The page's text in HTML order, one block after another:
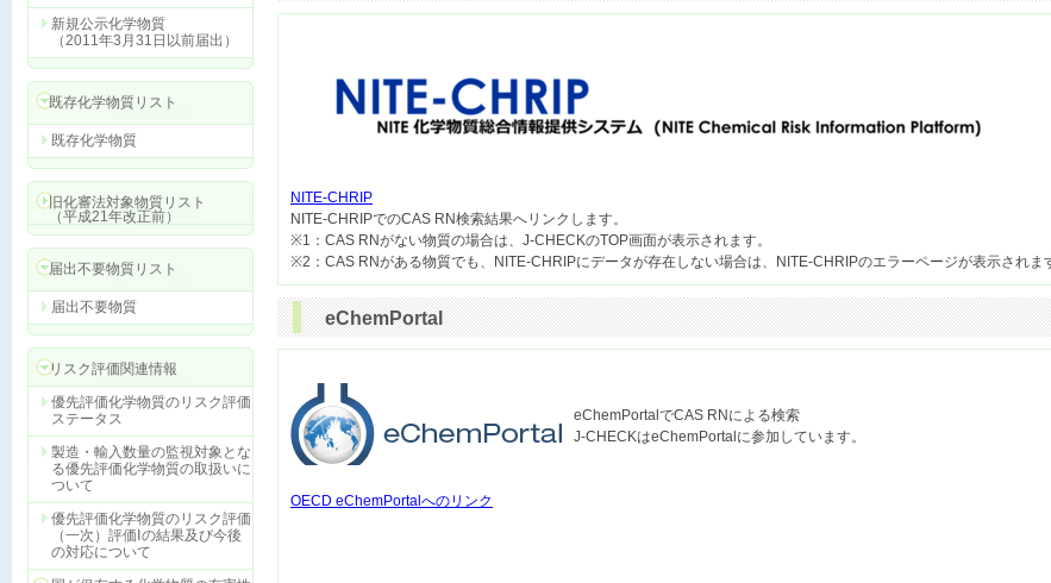
新規公示化学物質
（2011年3月31日以前届出）
既存化学物質リスト
既存化学物質
旧化審法対象物質リスト
（平成21年改正前）
届出不要物質リスト
届出不要物質
リスク評価関連情報
優先評価化学物質のリスク評価
ステータス
製造・輸入数量の監視対象とな
る優先評価化学物質の取扱いに
ついて
優先評価化学物質のリスク評価
（一次）評価Ⅰの結果及び今後
の対応について
NITE-CHRIP
NITE-CHRIPでのCAS RN検索結果へリンクします。
※1：CAS RNがない物質の場合は、J-CHECKのTOP画面が表示されます。
eChemPortal
eChemPortalでCAS RNによる検索
J-CHECKはeChemPortalに参加しています。
OECD eChemPortalへのリンク